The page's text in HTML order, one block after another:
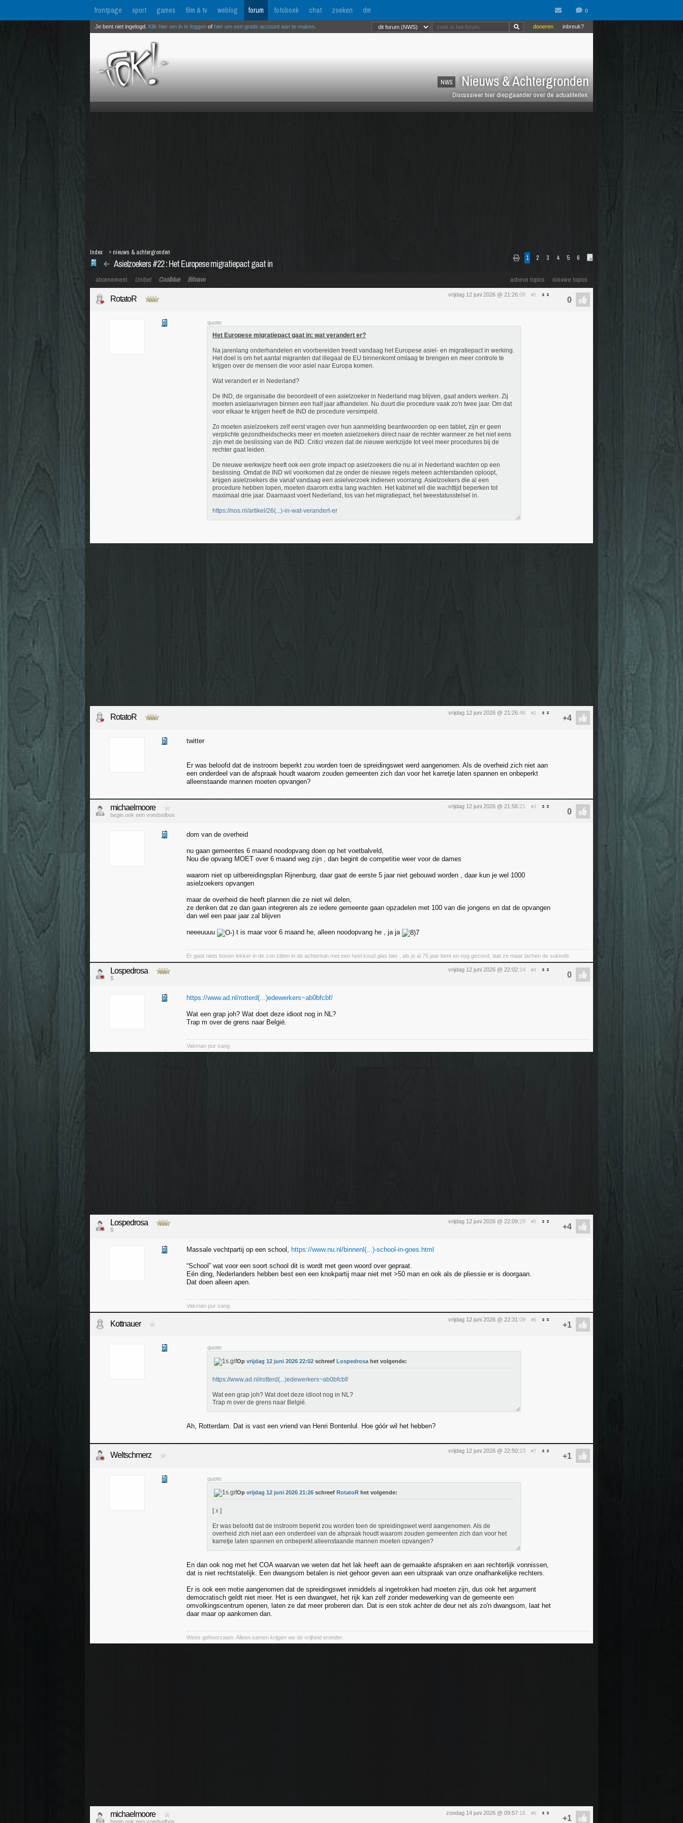
frontpage sport games film & tv weblog forum fotoboek chat zoeken dm
NWS Nieuws & Achtergronden
Discussieer hier diepgaander over de actualiteiten.
inbreuk?
doneren
Je bent niet ingelogd. Klik hier om in te loggen of hier om een gratis account aan te maken
1 2 3 4 5 6
Asielzoekers #22 : Het Europese migratiepact gaat in
Index » nieuws & achtergronden
actieve topics nieuwe topics
abonnement Unibet Coolblue Bitvavo
vrijdag 12 juni 2026 @ 21:26:08 #1
RotatoR
quote:
Het Europese migratiepact gaat in: wat verandert er?
Na jarenlang onderhandelen en voorbereiden treedt vandaag het Europese asiel- en migratiepact in werking.
Het doel is om het aantal migranten dat illegaal de EU binnenkomt omlaag te brengen en meer controle te
krijgen over de mensen die voor asiel naar Europa komen.
Wat verandert er in Nederland?
De IND, de organisatie die beoordeelt of een asielzoeker in Nederland mag blijven, gaat anders werken. Zij
moeten asielaanvragen binnen een half jaar afhandelen. Nu duurt die procedure vaak zo'n twee jaar. Om dat
voor elkaar te krijgen heeft de IND de procedure versimpeld.
Zo moeten asielzoekers zelf eerst vragen over hun aanmelding beantwoorden op een tablet, zijn er geen
verplichte gezondheidschecks meer en moeten asielzoekers direct naar de rechter wanneer ze het niet eens
zijn met de beslissing van de IND. Critici vrezen dat de nieuwe werkzijde tot veel meer procedures bij de
rechter gaat leiden.
De nieuwe werkwijze heeft ook een grote impact op asielzoekers die nu al in Nederland wachten op een
beslissing. Omdat de IND wil voorkomen dat ze onder de nieuwe regels meteen achterstanden oploopt,
krijgen asielzoekers die vanaf vandaag een asielverzoek indienen voorrang. Asielzoekers die al een
procedure hebben lopen, moeten daarom extra lang wachten. Het kabinet wil die wachttijd beperken tot
maximaal drie jaar. Daarnaast voert Nederland, los van het migratiepact, het tweestatusstelsel in.
https://nos.nl/artikel/26(...)-in-wat-verandert-er
vrijdag 12 juni 2026 @ 21:26:46 #2
RotatoR
twitter
Er was beloofd dat de instroom beperkt zou worden toen de spreidingswet werd aangenomen. Als de overheid zich niet aan
een onderdeel van de afspraak houdt waarom zouden gemeenten zich dan voor het karretje laten spannen en onbeperkt
alleenstaande mannen moeten opvangen?
vrijdag 12 juni 2026 @ 21:56:21 #3
michaelmoore
begin ook een voedselbos
dom van de overheid
nu gaan gemeentes 6 maand noodopvang doen op het voetbalveld,
Nou die opvang MOET over 6 maand weg zijn , dan begint de competitie weer voor de dames
waarom niet op uitbereidingsplan Rijnenburg, daar gaat de eerste 5 jaar niet gebouwd worden , daar kun je wel 1000
asielzoekers opvangen
maar de overheid die heeft plannen die ze niet wil delen,
ze denken dat ze dan gaan integreren als ze iedere gemeente gaan opzadelen met 100 van die jongens en dat de opvangen
dan wel een paar jaar zal blijven
neeeuuuu t is maar voor 6 maand he, alleen noodopvang he , ja ja
Er gaat niets boven lekker in de zon zitten in de achtertuin met een heel koud glas bier , als je al 75 jaar bent en nog gezond, laat ze maar lachen de sukkels
vrijdag 12 juni 2026 @ 22:02:14 #4
Lospedrosa
$
https://www.ad.nl/rotterd(...)edewerkers~ab0bfcbf/
Wat een grap joh? Wat doet deze idioot nog in NL?
Trap m over de grens naar België.
Vakman pur sang
vrijdag 12 juni 2026 @ 22:09:29 #5
Lospedrosa
$
Massale vechtpartij op een school, https://www.nu.nl/binnenl(...)-school-in-goes.html
“School” wat voor een soort school dit is wordt met geen woord over gepraat.
Eén ding, Nederlanders hebben best een een knokpartij maar niet met >50 man en ook als de pliessie er is doorgaan.
Dat doen alleen apen.
Vakman pur sang
vrijdag 12 juni 2026 @ 22:31 :09 #6
Kottnauer
quote:
Op vrijdag 12 juni 2026 22:02 schreef Lospedrosa het volgende:
https://www.ad.nl/rotterd(...)edewerkers~ab0bfcbf/
Wat een grap joh? Wat doet deze idioot nog in NL?
Trap m over de grens naar België.
Ah, Rotterdam. Dat is vast een vriend van Henri Bontenlul. Hoe góór wil het hebben?
vrijdag 12 juni 2026 @ 22:50:23 #7
Weltschmerz
quote:
Op vrijdag 12 juni 2026 21:26 schreef RotatoR het volgende:
[x ]
Er was beloofd dat de instroom beperkt zou worden toen de spreidingswet werd aangenomen. Als de
overheid zich niet aan een onderdeel van de afspraak houdt waarom zouden gemeenten zich dan voor het
karretje laten spannen en onbeperkt alleenstaande mannen moeten opvangen?
En dan ook nog met het COA waarvan we weten dat het lak heeft aan de gemaakte afspraken en aan rechterlijk vonnissen,
dat is niet rechtstatelijk. Een dwangsom betalen is niet gehoor geven aan een uitspraak van onze onafhankelijke rechters.
Er is ook een motie aangenomen dat de spreidingswet inmiddels al ingetrokken had moeten zijn, dus ook het argument
democratisch geldt niet meer. Het is een dwangwet, het rijk kan zelf zonder medewerking van de gemeente een
omvolkingscentrum openen, laten ze dat meer proberen dan. Dat is een stok achter de deur net als zo'n dwangsom, laat het
daar maar op aankomen dan.
Wees gehoorzaam. Alleen samen krijgen we de vrijheid eronder.
zondag 14 juni 2026 @ 09:57:16 #8
michaelmoore
begin ook een voedselbos